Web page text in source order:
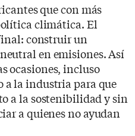
que con más
climática. El
construir un
en emisiones. Así
ocasiones, incluso
la industria para que
a la sostenibilidad y sin
a quienes no ayudan